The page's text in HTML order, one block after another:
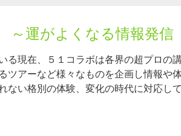
運がよくなる情報発信
る現在、５１コラボは各界の超プロの
ツアーなど様々なものを企画し情報
ない格別の体験、変化の時代に対応し